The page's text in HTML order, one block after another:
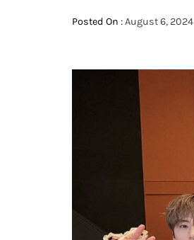
Posted On :August 6, 2024